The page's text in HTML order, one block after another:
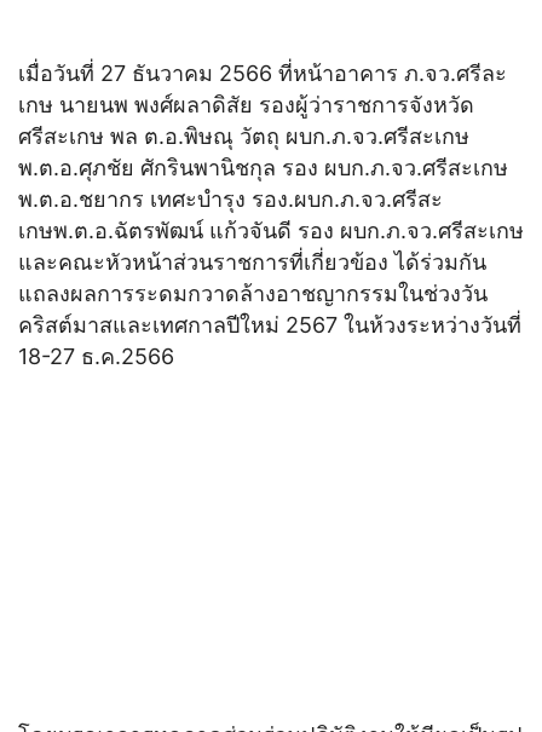
เมื่อวันที่ 27 ธันวาคม 2566 ที่หน้าอาคาร ภ.จว.ศรีละ
เกษ นายนพ พงศ์ผลาดิสัย รองผู้ว่าราชการจังหวัด
ศรีสะเกษ พล ต.อ.พิษณุ วัตถุ ผบก.ภ.จว.ศรีสะเกษ
พ.ต.อ.ศุภชัย ศักรินพานิชกุล รอง ผบก.ภ.จว.ศรีสะเกษ
พ.ต.อ.ชยากร เทศะบำรุง รอง.ผบก.ภ.จว.ศรีสะ
เกษพ.ต.อ.ฉัตรพัฒน์ แก้วจันดี รอง ผบก.ภ.จว.ศรีสะเกษ
และคณะหัวหน้าส่วนราชการที่เกี่ยวข้อง ได้ร่วมกัน
แถลงผลการระดมกวาดล้างอาชญากรรมในช่วงวัน
คริสต์มาสและเทศกาลปีใหม่ 2567 ในห้วงระหว่างวันที่
18-27 ธ.ค.2566